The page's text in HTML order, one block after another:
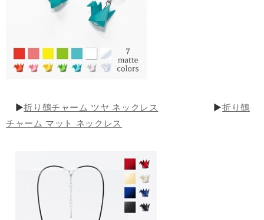
▶折り鶴チャーム ツヤ ネックレス ▶折り鶴
チャーム マット ネックレス